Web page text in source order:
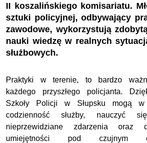
II koszalińskiego komisariatu.
sztuki policyjnej, odbywający
zawodowe, wykorzystują
nauki wiedzę w realnych
służbowych.
Praktyki w terenie, to bardzo
każdego przyszłego policjanta.
Szkoły Policji w Słupsku mogą w
codzienność służby, nauczyć
nieprzewidziane zdarzenia oraz
umiejętności pod czujnym